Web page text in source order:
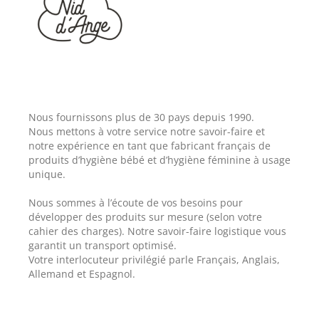
Nous fournissons plus de 30 pays depuis 1990.
Nous mettons à votre service notre savoir-faire et
notre expérience en tant que fabricant français de
produits d’hygiène bébé et d’hygiène féminine à usage
unique.
Nous sommes à l’écoute de vos besoins pour
développer des produits sur mesure (selon votre
cahier des charges). Notre savoir-faire logistique vous
garantit un transport optimisé.
Votre interlocuteur privilégié parle Français, Anglais,
Allemand et Espagnol.